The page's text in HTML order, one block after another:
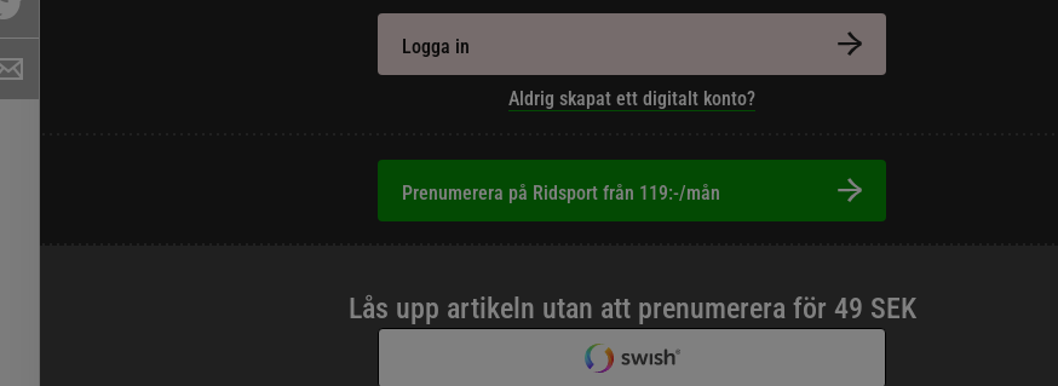
Logga in
Aldrig skapat ett digitalt konto?
Prenumerera på Ridsport från 119:-/mån